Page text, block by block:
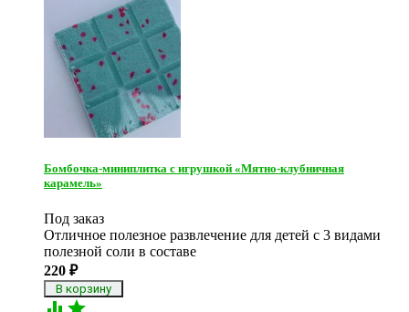
Бомбочка-миниплитка с игрушкой «Мятно-клубничная
карамель»
Под заказ
Отличное полезное развлечение для детей с 3 видами
полезной соли в составе
220 ₽